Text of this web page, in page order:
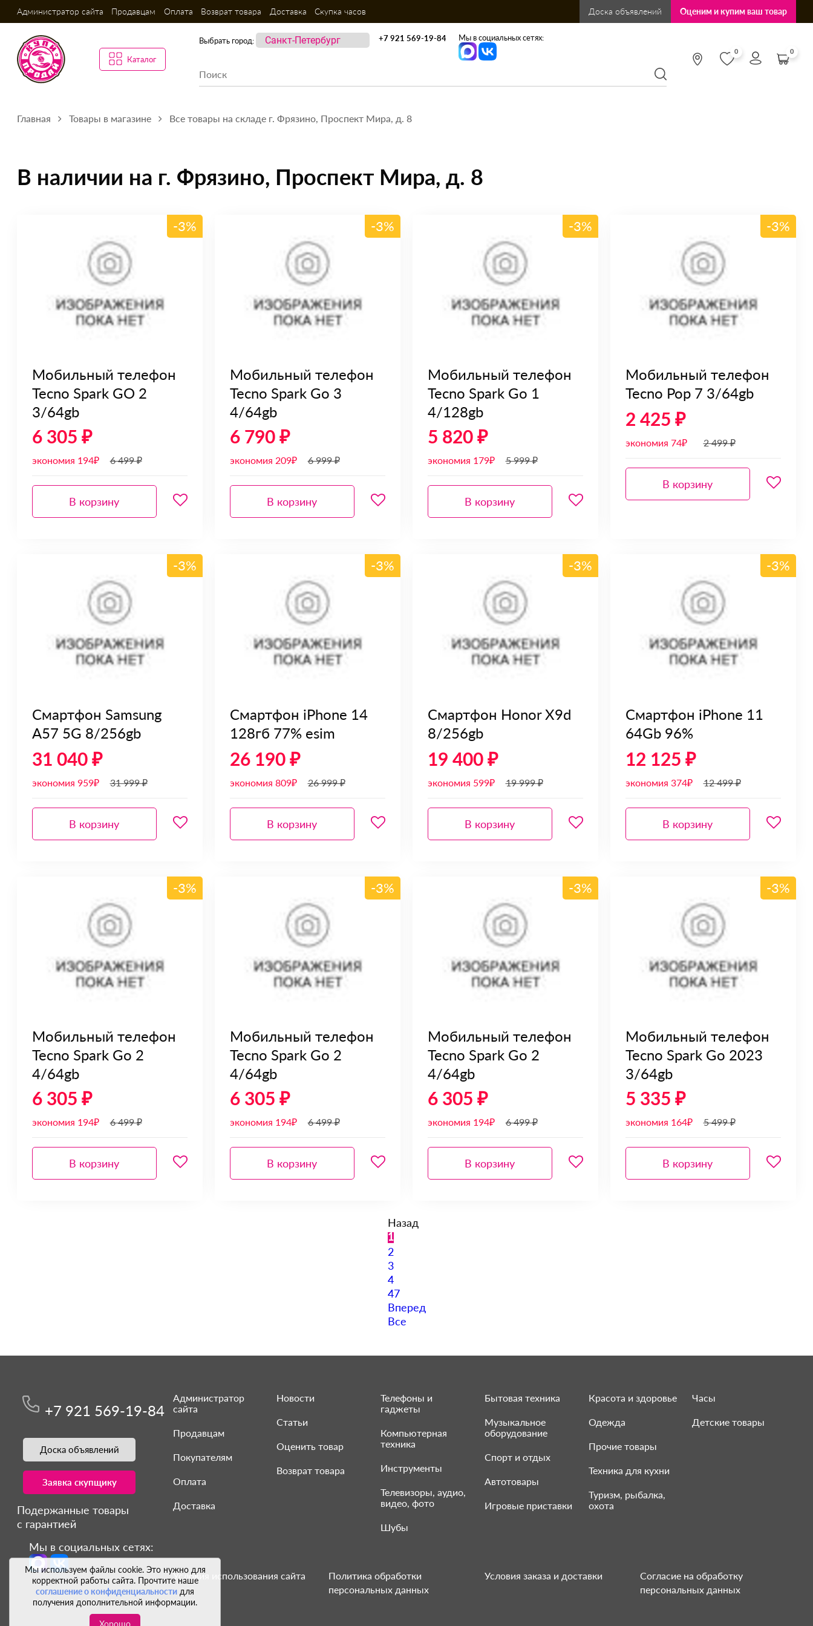
Администратор сайта Продавцам Оплата Возврат товара Доставка Скупка часов Доска объявлений Оценим и купим ваш товар
Каталог
Выбрать город: +7 921 569-19-84 Мы в социальных сетях:
0 0
Главная Товары в магазине Все товары на складе г. Фрязино, Проспект Мира, д. 8
В наличии на г. Фрязино, Проспект Мира, д. 8
-3%
Мобильный телефон
Tecno Spark GO 2
3/64gb
6 305 ₽
экономия 194₽ 6 499 ₽
В корзину
-3%
Мобильный телефон
Tecno Spark Go 3
4/64gb
6 790 ₽
экономия 209₽ 6 999 ₽
В корзину
-3%
Мобильный телефон
Tecno Spark Go 1
4/128gb
5 820 ₽
экономия 179₽ 5 999 ₽
В корзину
-3%
Мобильный телефон
Tecno Pop 7 3/64gb
2 425 ₽
экономия 74₽ 2 499 ₽
В корзину
-3%
Смартфон Samsung
A57 5G 8/256gb
31 040 ₽
экономия 959₽ 31 999 ₽
В корзину
-3%
Смартфон iPhone 14
128гб 77% esim
26 190 ₽
экономия 809₽ 26 999 ₽
В корзину
-3%
Смартфон Honor X9d
8/256gb
19 400 ₽
экономия 599₽ 19 999 ₽
В корзину
-3%
Смартфон iPhone 11
64Gb 96%
12 125 ₽
экономия 374₽ 12 499 ₽
В корзину
-3%
Мобильный телефон
Tecno Spark Go 2
4/64gb
6 305 ₽
экономия 194₽ 6 499 ₽
В корзину
-3%
Мобильный телефон
Tecno Spark Go 2
4/64gb
6 305 ₽
экономия 194₽ 6 499 ₽
В корзину
-3%
Мобильный телефон
Tecno Spark Go 2
4/64gb
6 305 ₽
экономия 194₽ 6 499 ₽
В корзину
-3%
Мобильный телефон
Tecno Spark Go 2023
3/64gb
5 335 ₽
экономия 164₽ 5 499 ₽
В корзину
Назад
1
2
3
4
47
Вперед
Все
Мы используем файлы cookie. Это нужно для
корректной работы сайта. Прочтите наше
соглашение о конфиденциальности для
получения дополнительной информации.
Хорошо
+7 921 569-19-84
Доска объявлений
Заявка скупщику
Подержанные товары
с гарантией
Мы в социальных сетях:
Администратор
сайта
Продавцам
Покупателям
Оплата
Доставка
Новости
Статьи
Оценить товар
Возврат товара
Телефоны и
гаджеты
Компьютерная
техника
Инструменты
Телевизоры, аудио,
видео, фото
Шубы
Бытовая техника
Музыкальное
оборудование
Спорт и отдых
Автотовары
Игровые приставки
Красота и здоровье
Одежда
Прочие товары
Техника для кухни
Туризм, рыбалка,
охота
Часы
Детские товары
Условия использования сайта
Политика обработки
персональных данных
Условия заказа и доставки
Согласие на обработку
персональных данных